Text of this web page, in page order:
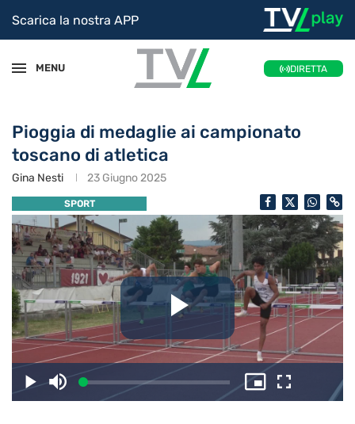
Scarica la nostra APP
MENU DIRETTA
Pioggia di medaglie ai campionato
toscano di atletica
Gina Nesti 23 Giugno 2025
SPORT
il
PlayDisattiva
l’audio
Caricato:
2.70%
Picture-
in-
Schermo
intero